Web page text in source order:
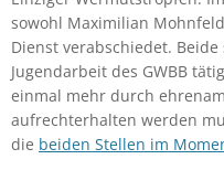
sowohl Maximilian
Dienst verabschiedet.
Jugendarbeit des GWBB
einmal mehr durch
aufrechterhalten werden
die beiden Stellen im